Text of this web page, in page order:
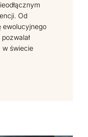
Od
ewolucyjnego
w świecie